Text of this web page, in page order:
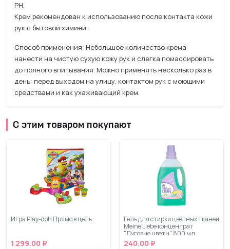
PH.
Крем рекомендован к использованию после контакта кожи
рук с бытовой химией.
Способ применения: Небольшое количество крема
нанести на чистую сухую кожу рук и слегка помассировать
до полного впитывания. Можно применять несколько раз в
день: перед выходом на улицу, контактом рук с моющими
средствами и как ухаживающий крем.
С этим товаром покупают
Игра Play-doh Прямо в цель
1 299.00 ₽
Гель для стирки цветных тканей
Meine Liebe концентрат
"Луговые цветы" 800 мл
240.00 ₽